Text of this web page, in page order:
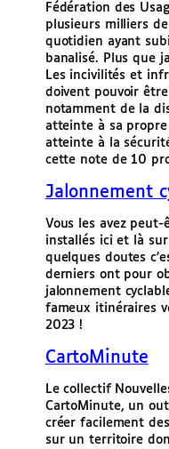
Fédération des
plusieurs milliers
quotidien ayant
banalisé. Plus que
Les incivilités et
doivent pouvoir
notamment de la
atteinte à sa
atteinte à la
cette note de 10
Jalonnement
Vous les avez
installés ici et là sur
quelques doutes
derniers ont pour
jalonnement
fameux itinéraires
2023 !
CartoMinute
Le collectif
CartoMinute, un
créer facilement
sur un territoire